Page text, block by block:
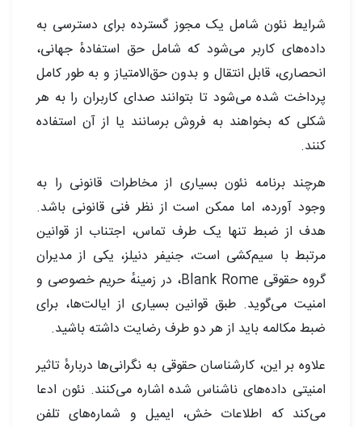
شرایط نئون شامل یک مجوز گسترده برای دسترسی به
داده‌های کاربر می‌شود که شامل حق استفادهٔ جهانی،
انحصاری، قابل انتقال و بدون حق‌الامتیاز و به طور کامل
پرداخت شده می‌شود تا بتوانند صدای کاربران را به هر
شکلی که بخواهند به فروش برسانند یا از آن استفاده
کنند.
هرچند برنامه نئون بسیاری از مخاطرات قانونی را به
وجود آورده، اما ممکن است از نظر فنی قانونی باشد.
هدف از ضبط تنها یک طرف تماس، اجتناب از قوانین
مرتبط با سیم‌کشی است، جنیفر دنیلز، یکی از مدیران
گروه حقوقی Blank Rome، در زمینهٔ حریم خصوصی و
امنیت می‌گوید. طبق قوانین بسیاری از ایالت‌ها، برای
ضبط مکالمه باید از هر دو طرف رضایت داشته باشید.
علاوه بر این، کارشناسان حقوقی به نگرانی‌ها دربارهٔ تاثیر
امنیتی داده‌های ناشناس شده اشاره می‌کنند. نئون ادعا
می‌کند که اطلاعات خش، ایمیل و شماره‌های تلفن